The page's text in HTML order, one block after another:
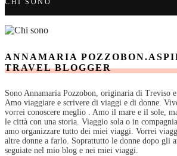
CHI SONO
ANNAMARIA
TRAVEL BLOGGER
Sono Annamaria Pozzobon, originaria di Treviso
Amo viaggiare e scrivere di viaggi e di donne.
vorrei conoscere meglio . Amo il mare e il sole,
le città con una storia. Viaggio sola o in
amo organizzare tutto dei miei viaggi. Vorrei
altre donne a farlo. Soprattutto le donne dopo gli
seguiate nel mio blog e nei miei viaggi.